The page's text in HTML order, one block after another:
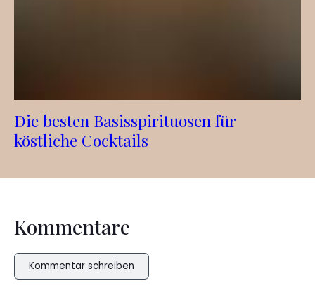
Die besten Basisspirituosen für
köstliche Cocktails
Kommentare
Kommentar schreiben